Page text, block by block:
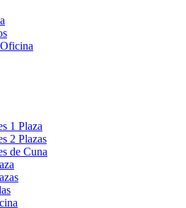
1 Plaza
2 Plazas
de Cuna